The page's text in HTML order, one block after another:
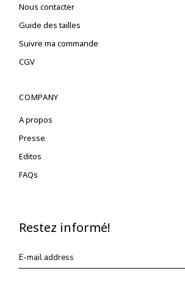
Nous contacter
Guide des tailles
Suivre ma commande
CGV
COMPANY
A propos
Presse
Editos
FAQs
Restez informé!